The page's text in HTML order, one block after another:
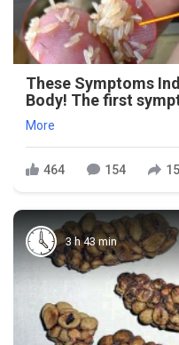
These Symptoms
Body! The first
More
464 154
3 h 43 min